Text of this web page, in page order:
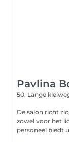
Pavlina
50, Lange
De salon richt
zowel voor het
personeel biedt